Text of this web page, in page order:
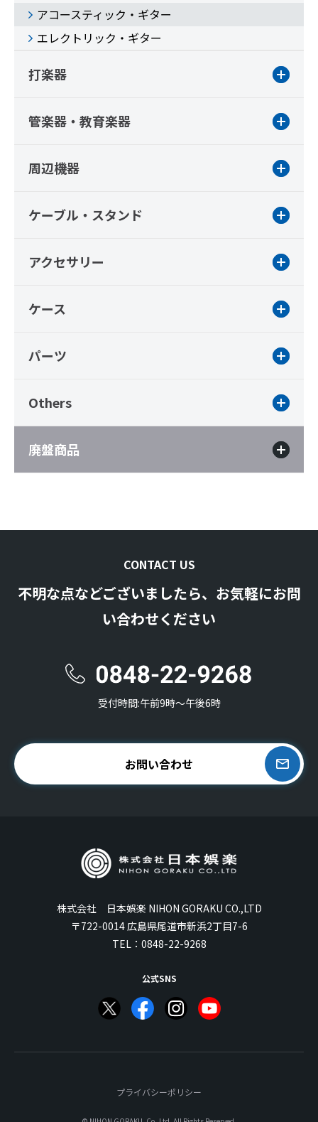
アコースティック・ギター
エレクトリック・ギター
打楽器
管楽器・教育楽器
周辺機器
ケーブル・スタンド
アクセサリー
ケース
パーツ
Others
廃盤商品
CONTACT US
不明な点などございましたら、お気軽にお問
い合わせください
受付時間:午前9時〜午後6時
お問い合わせ
株式会社 日本娯楽 NIHON GORAKU CO.,LTD
〒722-0014 広島県尾道市新浜2丁目7-6
TEL： 0848-22-9268
公式SNS
プライバシーポリシー